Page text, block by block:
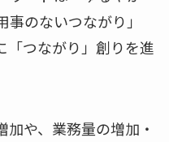
のないつながり」
「つながり」創りを進
や、業務量の増加・